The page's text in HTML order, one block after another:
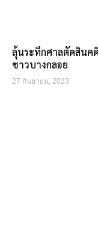
ลุ้นระทึกศาลตัดสินค
ชาวบางกลอย
27 กันยายน, 2023